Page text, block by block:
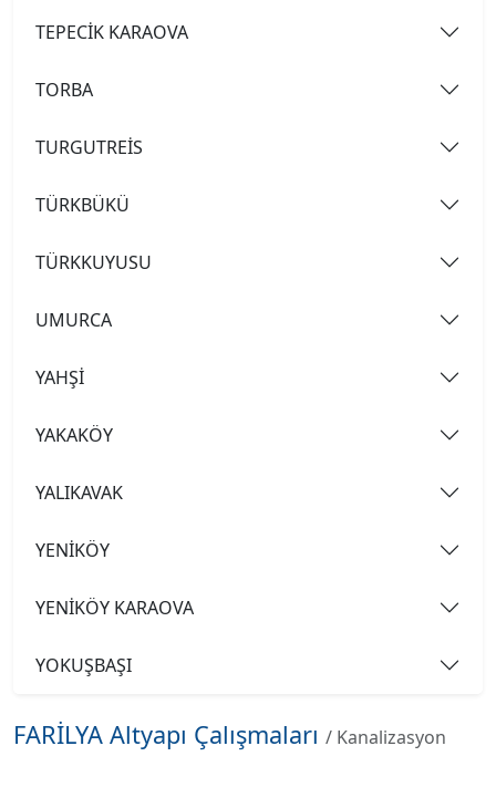
TEPECİK KARAOVA
TORBA
TURGUTREİS
TÜRKBÜKÜ
TÜRKKUYUSU
UMURCA
YAHŞİ
YAKAKÖY
YALIKAVAK
YENİKÖY
YENİKÖY KARAOVA
YOKUŞBAŞI
FARİLYA Altyapı Çalışmaları / Kanalizasyon